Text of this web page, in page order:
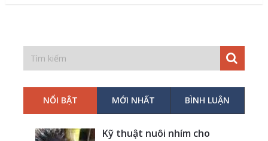
NỔI BẬT MỚI NHẤT BÌNH LUẬN
Kỹ thuật nuôi nhím cho